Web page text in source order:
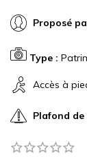
Proposé
Type :
Accès à
Plafond de